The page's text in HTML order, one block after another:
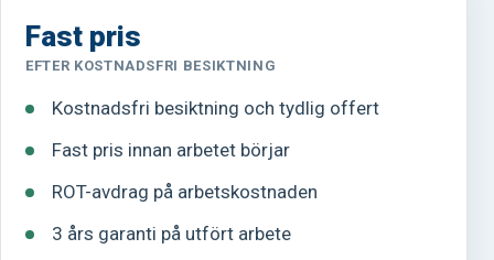
Fast pris
EFTER KOSTNADSFRI BESIKTNING
Kostnadsfri besiktning och tydlig offert
Fast pris innan arbetet börjar
ROT-avdrag på arbetskostnaden
3 års garanti på utfört arbete